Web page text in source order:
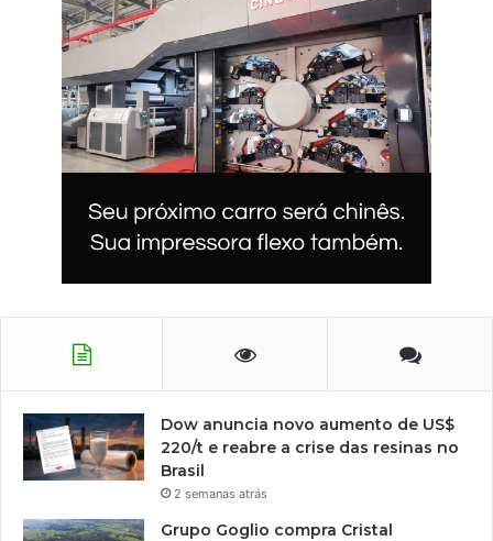
Dow anuncia novo aumento de US$
220/t e reabre a crise das resinas no
Brasil
2 semanas atrás
Grupo Goglio compra Cristal